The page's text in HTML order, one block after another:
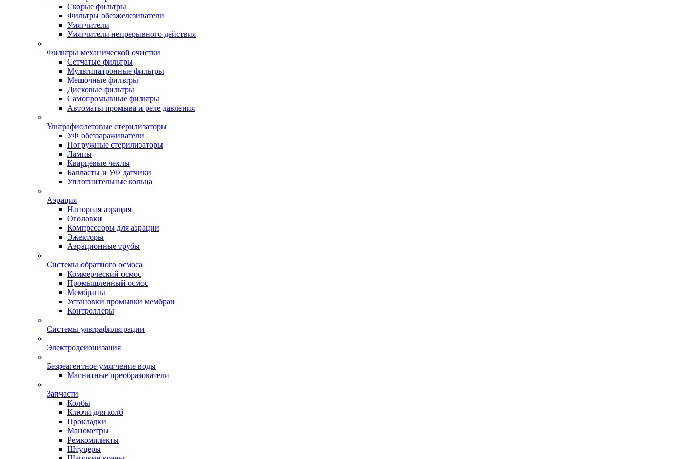
Скорые фильтры
Фильтры обезжелезиватели
Умягчители
Умягчители непрерывного действия
Фильтры механической очистки
Сетчатые фильтры
Мультипатронные фильтры
Мешочные фильтры
Дисковые фильтры
Самопромывные фильтры
Автоматы промыва и реле давления
Ультрафиолетовые стерилизаторы
УФ обеззараживатели
Погружные стерилизаторы
Лампы
Кварцевые чехлы
Балласты и УФ датчики
Уплотнительные кольца
Аэрация
Напорная аэрация
Оголовки
Компрессоры для аэрации
Эжекторы
Аэрационные трубы
Системы обратного осмоса
Коммерческий осмос
Промышленный осмос
Мембраны
Установки промывки мембран
Контроллеры
Системы ультрафильтрации
Электродеионизация
Безреагентное умягчение воды
Магнитные преобразователи
Запчасти
Колбы
Ключи для колб
Прокладки
Манометры
Ремкомплекты
Штуцеры